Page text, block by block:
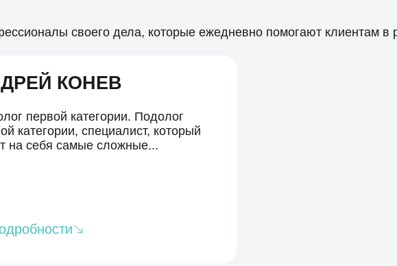
своего дела, которые ежедневно помогают клиентам в
КОНЕВ
первой категории. Подолог
категории, специалист, который
на себя самые сложные...